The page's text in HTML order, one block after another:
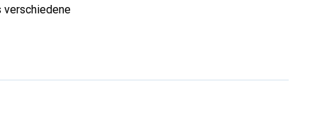
verschiedene